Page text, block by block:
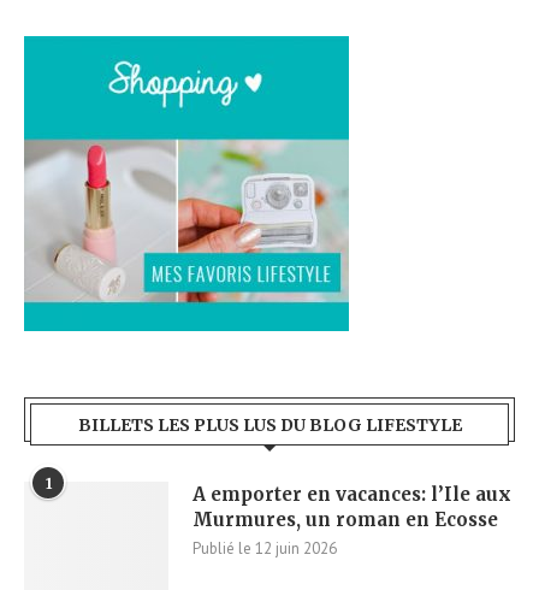
BILLETS LES PLUS LUS DU BLOG LIFESTYLE
1
A emporter en vacances: l’Ile aux
Murmures, un roman en Ecosse
Publié le 12 juin 2026